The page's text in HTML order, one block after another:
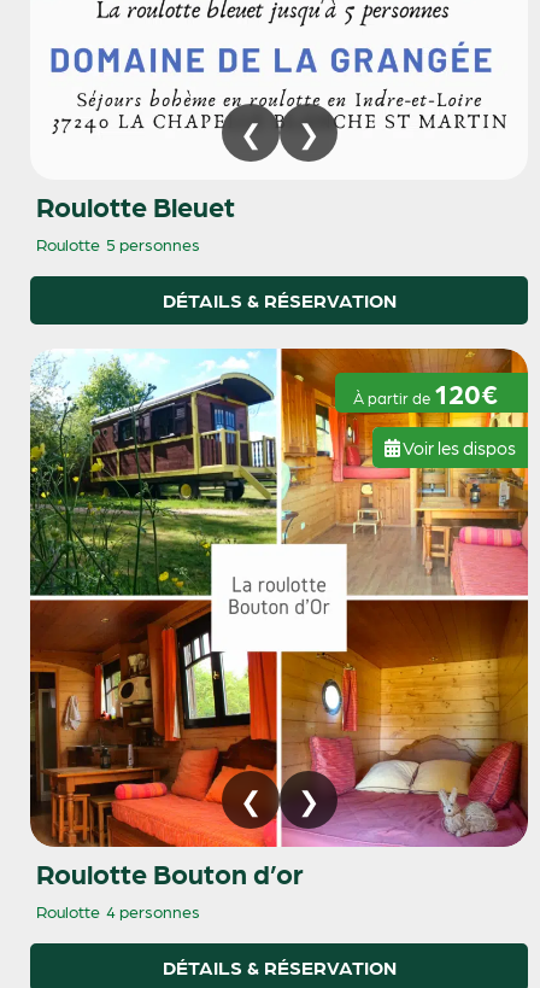
Roulotte Bleuet
Roulotte 5 personnes
DÉTAILS & RÉSERVATION
À partir de 120€
Voir les dispos
Roulotte Bouton d’or
Roulotte 4 personnes
DÉTAILS & RÉSERVATION